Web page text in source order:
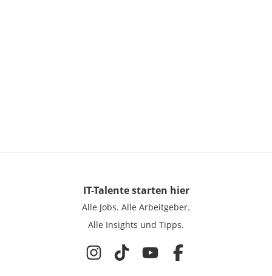
IT-Talentestarten hier
Alle Jobs. Alle Arbeitgeber.
Alle Insights und Tipps.